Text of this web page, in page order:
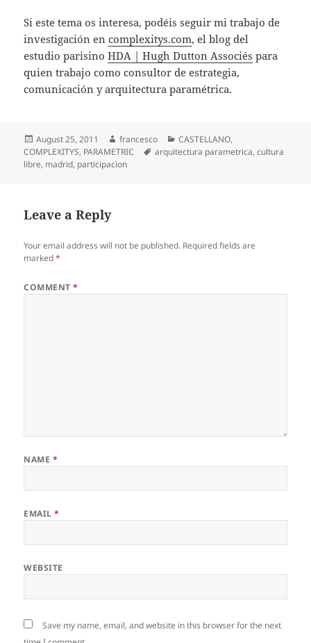
Si este tema os interesa, podéis seguir mi trabajo de
investigación encomplexitys.com, el blog del
estudio parisinoHDA | Hugh Dutton Associés para
quien trabajo como consultor de estrategia,
comunicación y arquitectura paramétrica.
Posted
on
August 25, 2011 Author
francesco Categories
CASTELLANO,
COMPLEXITYS, PARAMETRIC Tags
arquitectura parametrica,cultura
libre, madrid, participacion
Leave a Reply
Your email address will not be published. Required fields are
marked*
COMMENT*
NAME *
EMAIL*
WEBSITE
Save my name, email, and website in this browser for the next